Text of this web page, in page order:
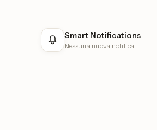
Smart Notifications
Nessuna nuova notifica